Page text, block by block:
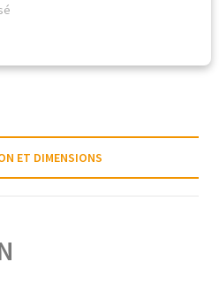
ET DIMENSIONS